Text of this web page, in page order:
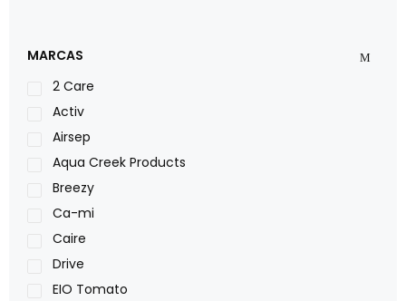
MARCAS
2 Care
Activ
Airsep
Aqua Creek Products
Breezy
Ca-mi
Caire
Drive
EIO Tomato